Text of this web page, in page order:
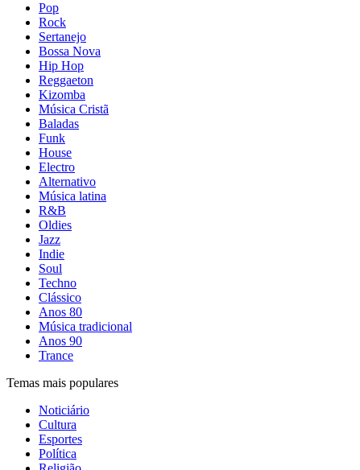
Pop
Rock
Sertanejo
Bossa Nova
Hip Hop
Reggaeton
Kizomba
Música Cristã
Baladas
Funk
House
Electro
Alternativo
Música latina
R&B
Oldies
Jazz
Indie
Soul
Techno
Clássico
Anos 80
Música tradicional
Anos 90
Trance
Temas mais populares
Noticiário
Cultura
Esportes
Política